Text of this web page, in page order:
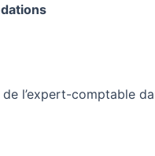
l’expert-comptable